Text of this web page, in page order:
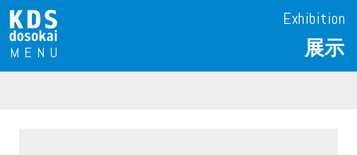
Exhibition
展示